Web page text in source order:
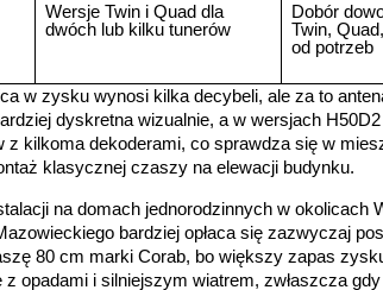
Wersje Twin i Quad dla
dwóch lub kilku tunerów
Dobór
Twin,
od potrzeb
w zysku wynosi kilka decybeli, ale za to
dyskretna wizualnie, a w wersjach
z kilkoma dekoderami, co sprawdza się w
klasycznej czaszy na elewacji budynku.
na domach jednorodzinnych w okolicach
bardziej opłaca się zazwyczaj
80 cm marki Corab, bo większy zapas
z opadami i silniejszym wiatrem, zwłaszcza